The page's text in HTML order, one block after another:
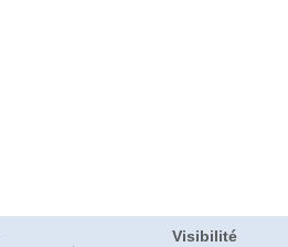
Visibilité